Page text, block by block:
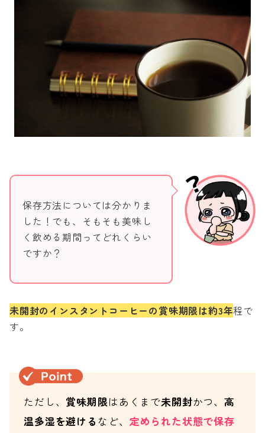
保存方法については分かりま
した！でも、そもそも美味し
く飲める期間ってどれくらい
ですか？
未開封のインスタントコーヒーの賞味期限は約3年程で
す。
ただし、 賞味期限はあくまで未開封かつ、高
温多湿を避ける など、 定められた状態で保存